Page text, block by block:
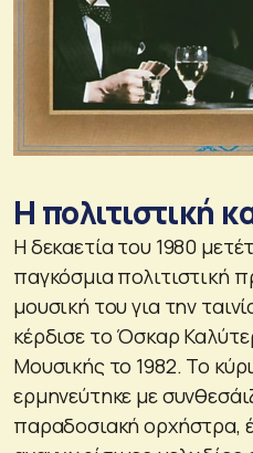
Η πολιτιστική
Η δεκαετία του 1980
παγκόσμια πολιτιστική
μουσική του για την
κέρδισε το Όσκαρ
Μουσικής το 1982. Το
ερμηνεύτηκε με
παραδοσιακή ορχήστρα,